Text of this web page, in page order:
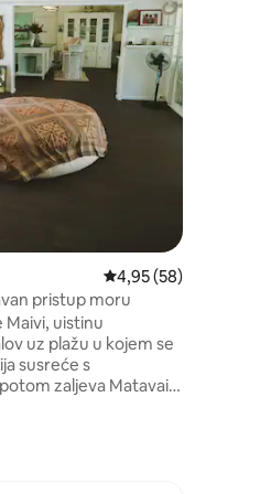
124
Prosječna ocjena:
4,95 (58)
pristup moru
Maivi, uistinu
uz plažu u kojem se
susreće s
zaljeva Matavai.
od strane
ova šarmantna drvena